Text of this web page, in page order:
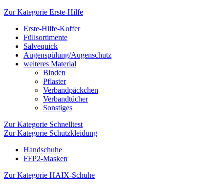
Zur Kategorie Erste-Hilfe
Erste-Hilfe-Koffer
Füllsortimente
Salvequick
Augenspülung/Augenschutz
weiteres Material
Binden
Pflaster
Verbandpäckchen
Verbandtücher
Sonstiges
Zur Kategorie Schnelltest
Zur Kategorie Schutzkleidung
Handschuhe
FFP2-Masken
Zur Kategorie HAIX-Schuhe